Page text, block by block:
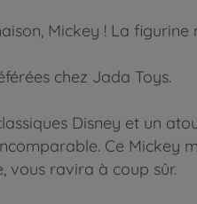
Mickey ! La
chez Jada Toys.
Disney et un
Ce
vous ravira à coup sûr.